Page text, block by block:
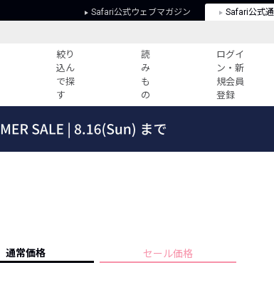
Safari公式ウェブマガジン Safari公式
絞り
込ん
で探
す
読
み
も
の
ログイ
ン・新
規会員
登録
キング
プライバシーポリシー
通常価格 セール価格